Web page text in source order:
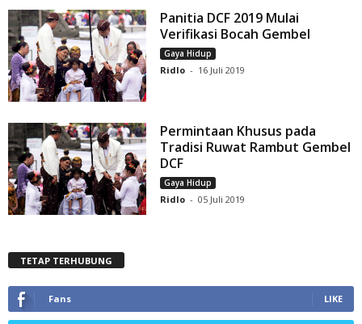
Panitia DCF 2019 Mulai
Verifikasi Bocah Gembel
Gaya Hidup
Ridlo - 16 Juli 2019
Permintaan Khusus pada
Tradisi Ruwat Rambut Gembel
DCF
Gaya Hidup
Ridlo - 05 Juli 2019
TETAP TERHUBUNG
Fans LIKE